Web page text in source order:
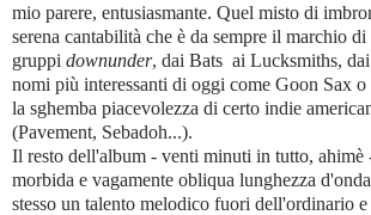
mio parere, entusiasmante. Quel misto di
serena cantabilità che è da sempre il marchio
gruppi downunder, dai Bats ai Lucksmiths,
nomi più interessanti di oggi come Goon Sax
la sghemba piacevolezza di certo indie
(Pavement, Sebadoh...).
Il resto dell'album - venti minuti in tutto, ahimè
morbida e vagamente obliqua lunghezza
stesso un talento melodico fuori dell'ordinario